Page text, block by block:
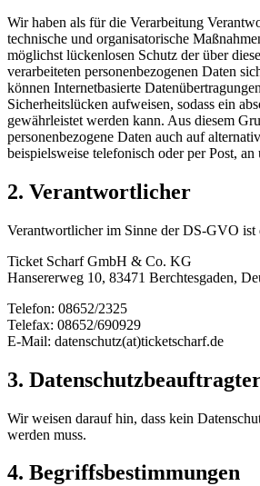
Wir haben als für die Verarbeitung
technische und organisatorische
möglichst lückenlosen Schutz der über
verarbeiteten personenbezogenen Daten
können Internetbasierte
Sicherheitslücken aufweisen, sodass ein
gewährleistet werden kann. Aus diesem
personenbezogene Daten auch auf
beispielsweise telefonisch oder per Post,
2. Verantwortlicher
Verantwortlicher im Sinne der DS-GVO ist
Ticket Scharf GmbH & Co. KG
Hansererweg 10, 83471 Berchtesgaden,
Telefon: 08652/2325
Telefax: 08652/690929
E-Mail: datenschutz(at)ticketscharf.de
3.
Wir weisen darauf hin, dass kein
werden muss.
4. Begriffsbestimmungen